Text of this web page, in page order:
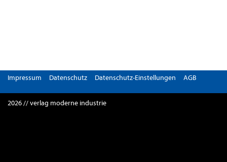
Impressum Datenschutz Datenschutz-Einstellungen AGB
2026 // verlag moderne industrie